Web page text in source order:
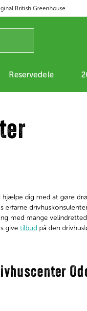
British Greenhouse
Reservedele
hjælpe dig med at gøre
erfarne
med mange
give tilbud på den